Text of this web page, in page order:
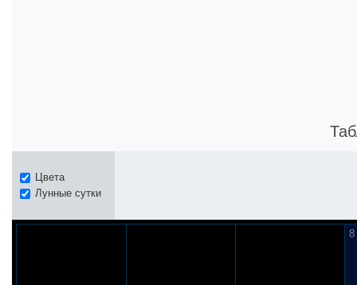
Цвета
Лунные сутки
8